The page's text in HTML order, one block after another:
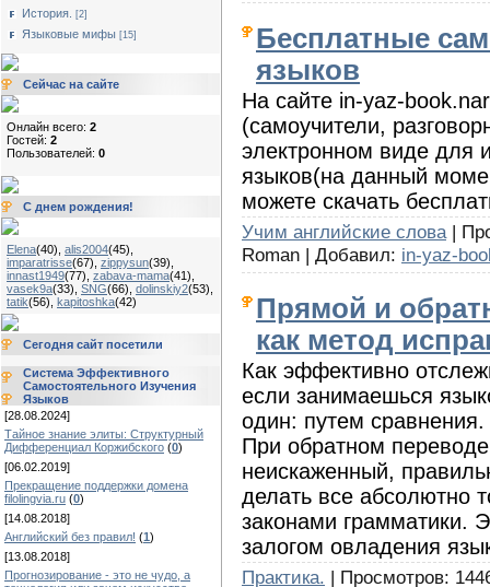
История. [2]
Языковые мифы [15]
Сейчас на сайте
Онлайн всего: 2
Гостей: 2
Пользователей: 0
С днем рождения!
Elena(40) alis2004(45)
imparatrisse(67) zippysun(39)
innast1949(77) zabava-mama(41)
vasek9a(33) SNG(66) dolinskiy2(53)
tatik(56) kapitoshka(42)
Сегодня сайт посетили
Система Эффективного
Самостоятельного Изучения
Языков
[28.08.2024]
Тайное знание элиты: Структурный
Дифференциал Коржибского (0)
[06.02.2019]
Прекращение поддержки домена
filolingvia.ru (0)
[14.08.2018]
Английский без правил! (1)
[13.08.2018]
Прогнозирование - это не чудо, а
Бесплатные
языков
На сайте in-yaz-
(самоучители,
электронном виде для
языков(на данный
можете скачать
Учим английские слова |
Roman | Добавил: in-yaz-
Прямой и
как метод
Как эффективно
если занимаешься
один: путем сравнения.
При обратном
неискаженный,
делать все абсолютно
законами грамматики.
залогом овладения
Практика. | Просмотров: